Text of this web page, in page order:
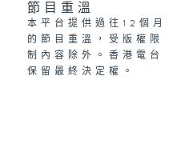
節目重溫
本平台提供過往12個月
的節目重溫，受版權限
制內容除外。香港電台
保留最終決定權。